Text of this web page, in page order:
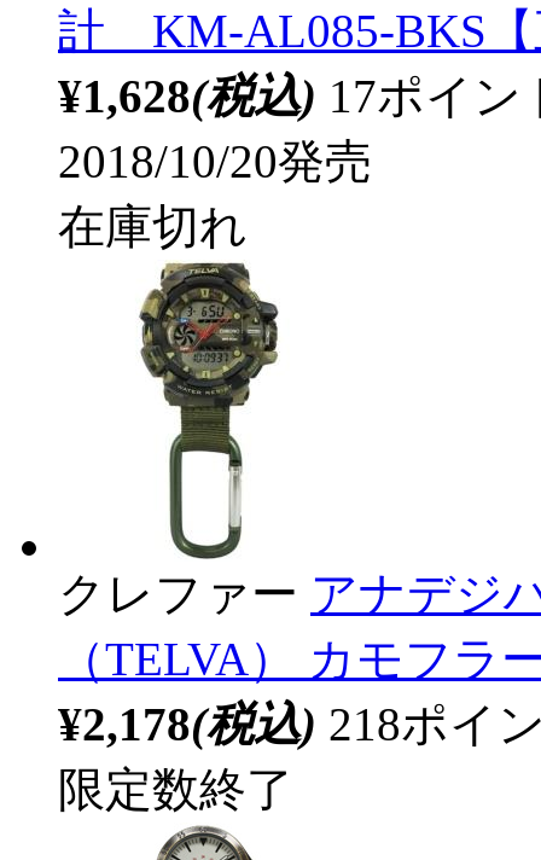
計 KM-AL085-BKS【
¥1,628(税込) 17ポイ
2018/10/20発売
在庫切れ
クレファー アナデジ
（TELVA） カモフラ
¥2,178(税込) 218ポイ
限定数終了